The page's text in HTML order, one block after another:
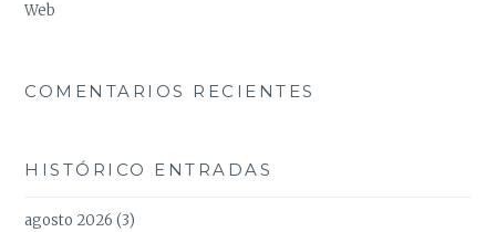
Web
COMENTARIOS RECIENTES
HISTÓRICO ENTRADAS
agosto 2026 (3)